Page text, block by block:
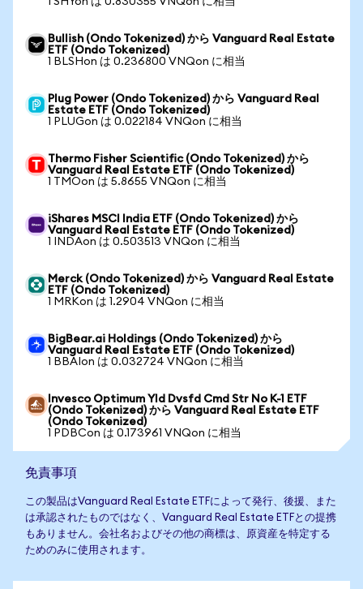
Bullish (Ondo Tokenized) から Vanguard Real Estate
ETF (Ondo Tokenized)
1 BLSHon は 0.236800 VNQon に相当
Plug Power (Ondo Tokenized) から Vanguard Real
Estate ETF (Ondo Tokenized)
1 PLUGon は 0.022184 VNQon に相当
Thermo Fisher Scientific (Ondo Tokenized) から
Vanguard Real Estate ETF (Ondo Tokenized)
1 TMOon は 5.8655 VNQon に相当
iShares MSCI India ETF (Ondo Tokenized) から
Vanguard Real Estate ETF (Ondo Tokenized)
1 INDAon は 0.503513 VNQon に相当
Merck (Ondo Tokenized) から Vanguard Real Estate
ETF (Ondo Tokenized)
1 MRKon は 1.2904 VNQon に相当
BigBear.ai Holdings (Ondo Tokenized) から
Vanguard Real Estate ETF (Ondo Tokenized)
1 BBAIon は 0.032724 VNQon に相当
Invesco Optimum Yld Dvsfd Cmd Str No K-1 ETF
(Ondo Tokenized) から Vanguard Real Estate ETF
(Ondo Tokenized)
1 PDBCon は 0.173961 VNQon に相当
免責事項
この製品はVanguard Real Estate ETFによって発行、後援、また
は承認されたものではなく、Vanguard Real Estate ETFとの提携
もありません。会社名およびその他の商標は、原資産を特定する
ためのみに使用されます。